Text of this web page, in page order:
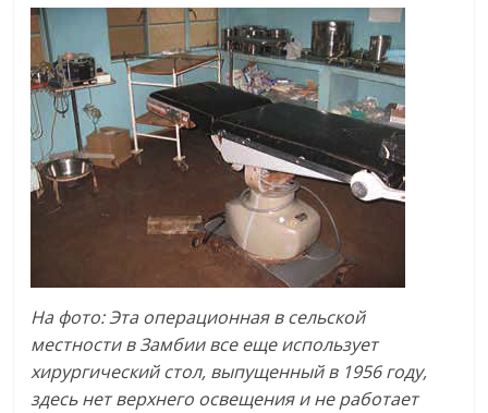
На фото:Эта операционная в сельской
местности в Замбии все еще использует
хирургический стол, выпущенный в1956году,
здесь нет верхнего освещения и не работает